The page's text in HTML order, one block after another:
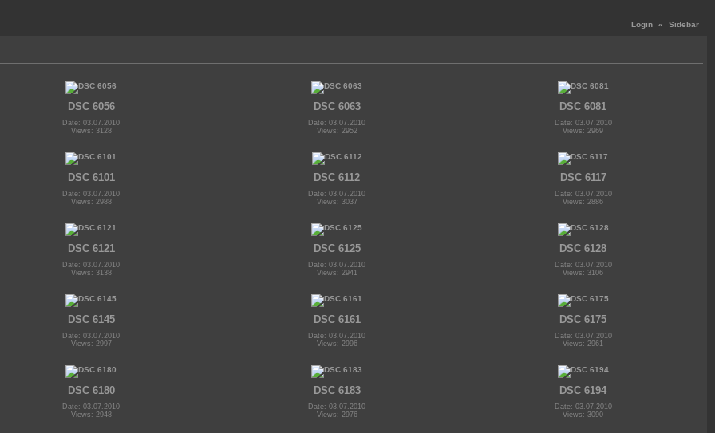
Login « Sidebar
DSC 6056
Date: 03.07.2010
Views: 3128
DSC 6063
Date: 03.07.2010
Views: 2952
DSC 6081
Date: 03.07.2010
Views: 2969
DSC 6101
Date: 03.07.2010
Views: 2988
DSC 6112
Date: 03.07.2010
Views: 3037
DSC 6117
Date: 03.07.2010
Views: 2886
DSC 6121
Date: 03.07.2010
Views: 3138
DSC 6125
Date: 03.07.2010
Views: 2941
DSC 6128
Date: 03.07.2010
Views: 3106
DSC 6145
Date: 03.07.2010
Views: 2997
DSC 6161
Date: 03.07.2010
Views: 2996
DSC 6175
Date: 03.07.2010
Views: 2961
DSC 6180
Date: 03.07.2010
Views: 2948
DSC 6183
Date: 03.07.2010
Views: 2976
DSC 6194
Date: 03.07.2010
Views: 3090